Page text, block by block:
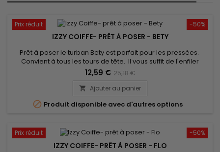
-50%
Prix réduit
IZZY COIFFE- PRÊT À POSER - BETY
Prêt à poser le turban Bety est parfait pour les pressées.
Convient à tous les tours de tête. Il vous suffit de l'enfiler
comme un bonnet classique pour booster votre style !
confort inégalé et un très beau rendu. Vendu avec son bijou
pour un look élégant.
12,59 € 25,18 €
 Ajouter au panier
 Produit disponible avec d'autres options
-50%
Prix réduit
IZZY COIFFE- PRÊT À POSER - FLO